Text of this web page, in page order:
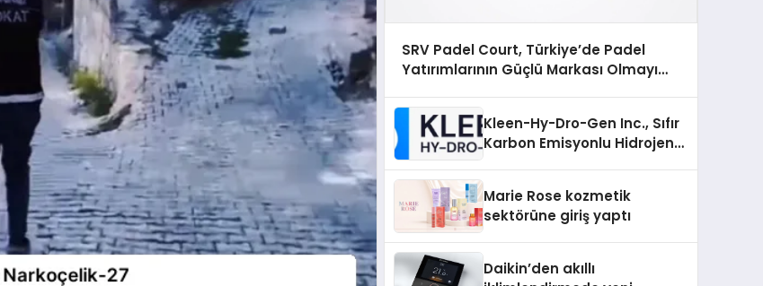
SRV Padel Court, Türkiye’de Padel
Yatırımlarının Güçlü Markası Olmayı
Kleen-Hy-Dro-Gen Inc., Sıfır
Karbon Emisyonlu Hidrojen
Aldı
Marie Rose kozmetik
sektörüne giriş yaptı
Daikin’den akıllı